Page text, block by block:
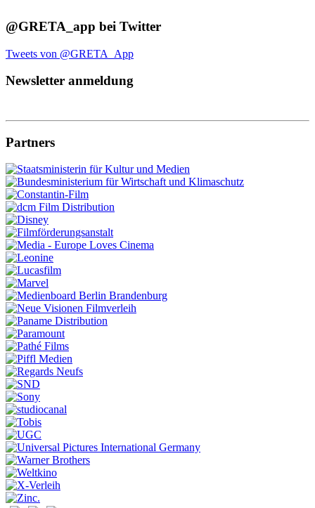
@GRETA_app bei Twitter
Tweets von @GRETA_App
Newsletter anmeldung
Partners